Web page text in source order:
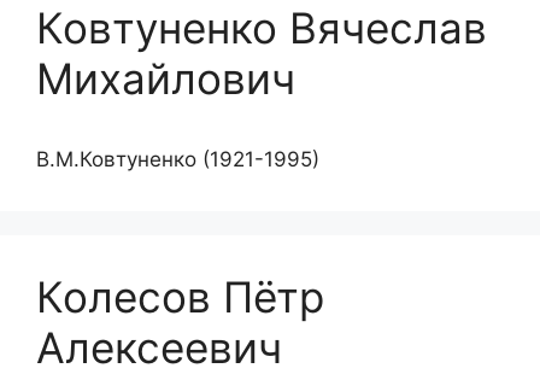
Ковтуненко Вячеслав
Михайлович
В.М.Ковтуненко (1921-1995)
Колесов Пётр
Алексеевич